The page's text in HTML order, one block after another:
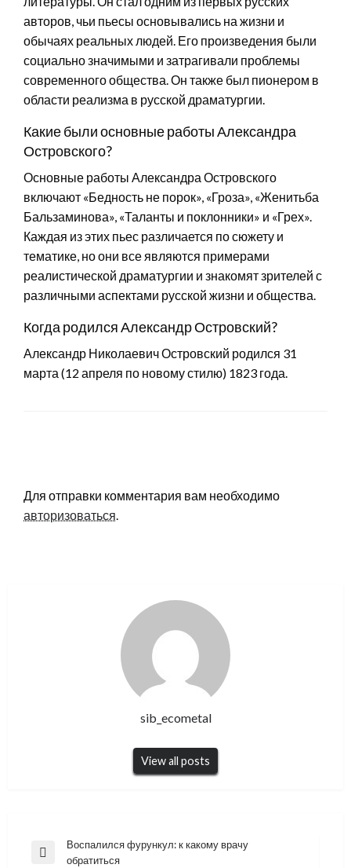
авторов, чьи пьесы основывались на жизни и
обычаях реальных людей. Его произведения были
социально значимыми и затрагивали проблемы
современного общества. Он также был пионером в
области реализма в русской драматургии.
Какие были основные работы Александра
Островского?
Основные работы Александра Островского
включают «Бедность не порок», «Гроза», «Женитьба
Бальзаминова», «Таланты и поклонники» и «Грех».
Каждая из этих пьес различается по сюжету и
тематике, но они все являются примерами
реалистической драматургии и знакомят зрителей с
различными аспектами русской жизни и общества.
Когда родился Александр Островский?
Александр Николаевич Островский родился 31
марта (12 апреля по новому стилю) 1823 года.
Для отправки комментария вам необходимо
авторизоваться.
sib_ecometal
View all posts
Навигация
Previous
Воспалился фурункул: к какому врачу
обратиться